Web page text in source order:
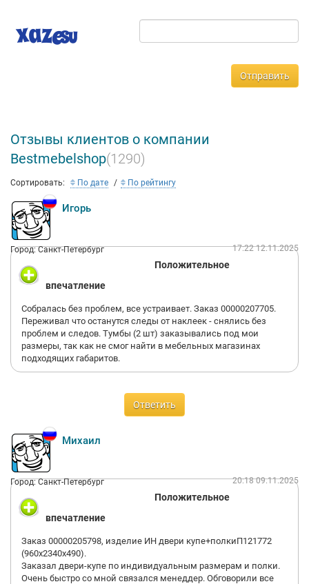
Отправить
Отзывы клиентов о компании
Bestmebelshop(1290)
Сортировать: По дате По рейтингу
Игорь
Город: Санкт-Петербург 17:22 12.11.2025
Положительное
впечатление
Собралась без проблем, все устраивает. Заказ 00000207705.
Переживал что останутся следы от наклеек - снялись без
проблем и следов. Тумбы (2 шт) заказывались под мои
размеры, так как не смог найти в мебельных магазинах
подходящих габаритов.
Ответить
Михаил
Город: Санкт-Петербург 20:18 09.11.2025
Положительное
впечатление
Заказ 00000205798, изделие ИН двери купе+полкиП121772
(960х2340х490).
Заказал двери-купе по индивидуальным размерам и полки.
Очень быстро со мной связался менеддер. Обговорили все